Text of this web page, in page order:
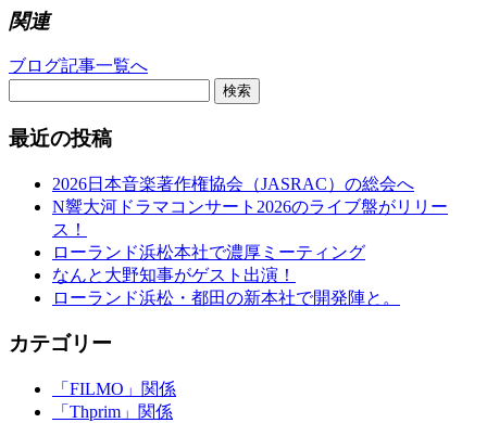
関連
ブログ記事一覧へ
検索
最近の投稿
2026日本音楽著作権協会（JASRAC）の総会へ
N響大河ドラマコンサート2026のライブ盤がリリー
ス！
ローランド浜松本社で濃厚ミーティング
なんと大野知事がゲスト出演！
ローランド浜松・都田の新本社で開発陣と。
カテゴリー
「FILMO」関係
「Thprim」関係